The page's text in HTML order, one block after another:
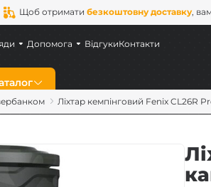
Щоб отриматибезкоштовну доставку,
Новинки
Допомога ВідгукиКонтакти
Ліхтар кемпінговий Fenix CL26R